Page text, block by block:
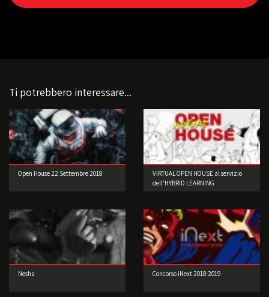
Ti potrebbero interessare...
Open House 22 Settembre 2018
VIRTUAL OPEN HOUSE al servizio
dell’HYBRID LEARNING
Nesha Concorso iNext 2018-2019